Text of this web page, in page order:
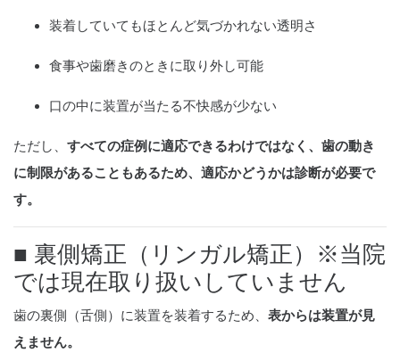
装着していてもほとんど気づかれない透明さ
食事や歯磨きのときに取り外し可能
口の中に装置が当たる不快感が少ない
ただし、 すべての症例に適応できるわけではなく、歯の動き
に制限があることもあるため、適応かどうかは診断が必要で
す。
■ 裏側矯正（リンガル矯正）※当院
では現在取り扱いしていません
歯の裏側（舌側）に装置を装着するため、 表からは装置が見
えません。